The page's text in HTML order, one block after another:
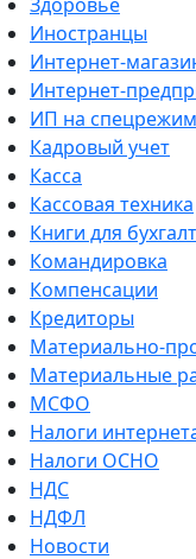
Иностранцы
Интернет-
Интернет-
ИП на
Кадровый учет
Касса
Кассовая техника
Книги для
Командировка
Компенсации
Кредиторы
Материально-
Материальные
МСФО
Налоги
Налоги ОСНО
НДС
НДФЛ
Новости